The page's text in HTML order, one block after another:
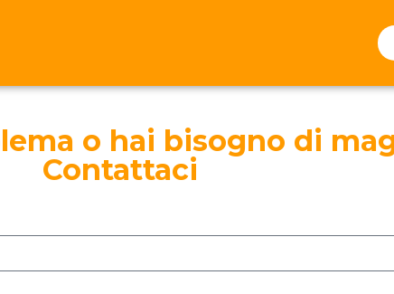
o hai bisogno di
Contattaci